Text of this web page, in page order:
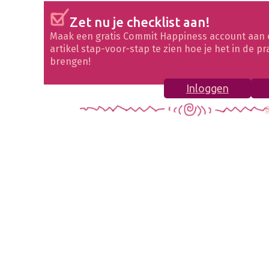
Zet nu je checklist aan!
Maak een gratis Commit Happiness account
artikel stap-voor-stap te zien hoe je het in de
brengen!
Inloggen